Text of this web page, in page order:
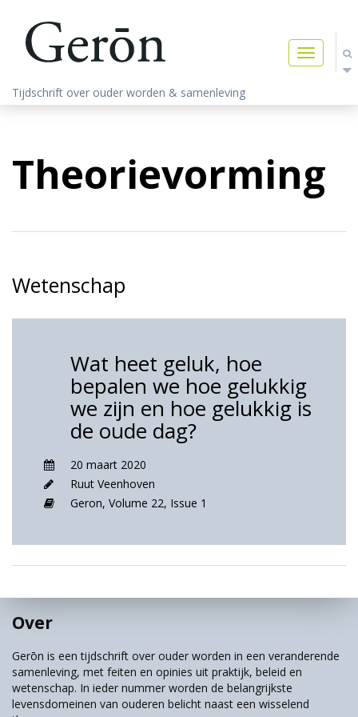
Toggle
navigation
Tijdschrift over ouder worden & samenleving
Theorievorming
Wetenschap
Wat heet geluk, hoe
bepalen we hoe gelukkig
we zijn en hoe gelukkig is
de oude dag?
20 maart 2020
Ruut Veenhoven
Geron, Volume 22, Issue 1
Over
Gerōn is een tijdschrift over ouder worden in een veranderende
samenleving, met feiten en opinies uit praktijk, beleid en
wetenschap. In ieder nummer worden de belangrijkste
levensdomeinen van ouderen belicht naast een wisselend